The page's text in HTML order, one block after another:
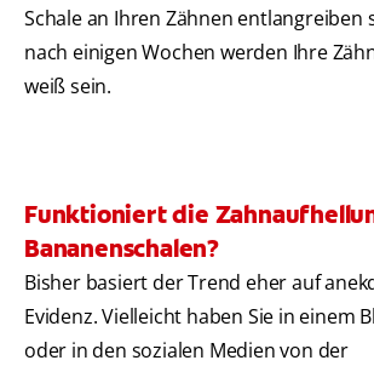
Schale an Ihren Zähnen entlangreiben
nach einigen Wochen werden Ihre
weiß sein.
Funktioniert die
Bananenschalen?
Bisher basiert der Trend eher auf
Evidenz. Vielleicht haben Sie in einem
oder in den sozialen Medien von der